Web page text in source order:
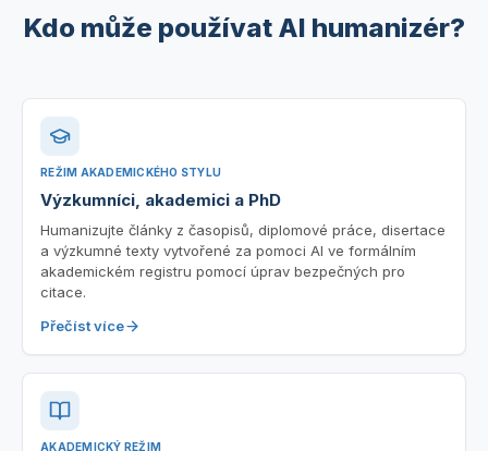
Kdo může používat AI humanizér?
REŽIM AKADEMICKÉHO STYLU
Výzkumníci, akademici a PhD
Humanizujte články z časopisů, diplomové práce, disertace
a výzkumné texty vytvořené za pomoci AI ve formálním
akademickém registru pomocí úprav bezpečných pro
citace.
Přečíst více
AKADEMICKÝ REŽIM